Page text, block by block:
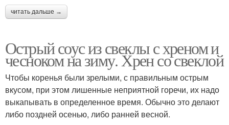
читать дальше →
Острый соус из свеклы с хреном и
чесноком на зиму. Хрен со свеклой
Чтобы коренья были зрелыми, с правильным острым
вкусом, при этом лишенные неприятной горечи, их надо
выкапывать в определенное время. Обычно это делают
либо поздней осенью, либо ранней весной.